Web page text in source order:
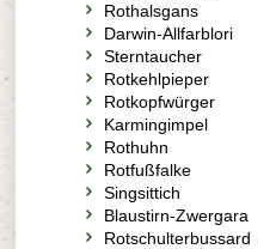
Rothalsgans
Darwin-Allfarblori
Sterntaucher
Rotkehlpieper
Rotkopfwürger
Karmingimpel
Rothuhn
Rotfußfalke
Singsittich
Blaustirn-Zwergara
Rotschulterbussard